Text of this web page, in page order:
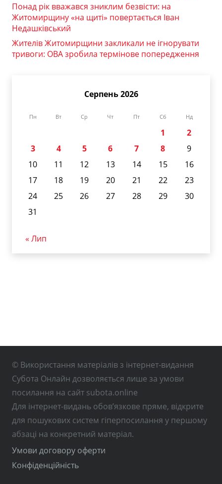
Понад рік вважався зниклим безвісти: на
Житомирщину «на щиті» повертається Іван
Недашківський
Жителів Житомирщини закликали не ігнорувати
тривоги: ОВА зробила термінове попередження
Серпень 2026
Пн Вт Ср Чт Пт Сб Нд
1
2
3
4 5 6 7 8
9
10
11 12 13 14 15
16
17
18 19 20 21 22
23
24
25 26 27 28 29
30
31
« Лип
© Використання матеріалів з інтернет-видання
Субота Онлайн дозволяється лише за умови
посилання на сайт subota.online
Для інтернет-видань обов’язкове пряме, відкрите
для пошукових систем гіперпосилання у першому
абзаці на конкретний матеріал.
Умови договору оферти
Конфіденційність